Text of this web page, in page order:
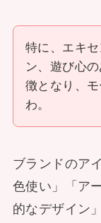
特に、エキ
ン、遊び心
徴となり、
わ。
ブランドのア
色使い」「ア
的なデザイン